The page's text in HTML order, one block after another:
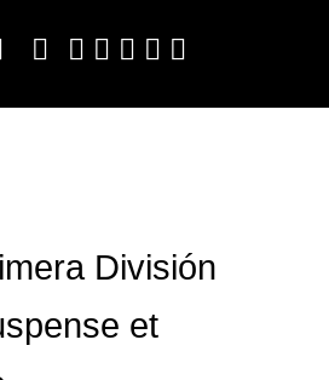
División
et